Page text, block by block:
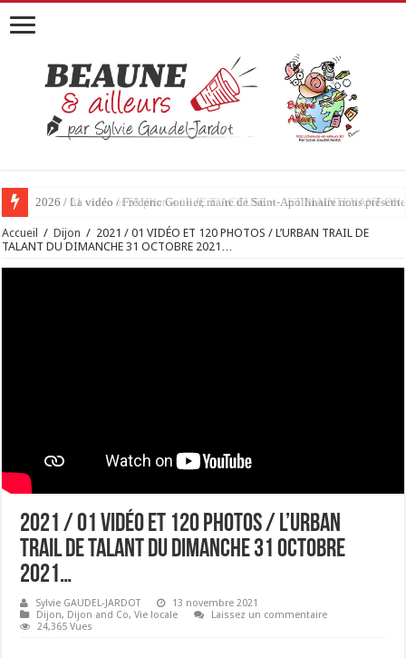
2026 / 01 vidéo et 51 photos / « JE T’ACCUSE »…ET MAINTENANT
Accueil / Dijon / 2021 / 01 VIDÉO ET 120 PHOTOS / L’URBAN TRAIL DE
TALANT DU DIMANCHE 31 OCTOBRE 2021…
2021 / 01 VIDÉO ET 120 PHOTOS / L’URBAN
TRAIL DE TALANT DU DIMANCHE 31 OCTOBRE
2021…
Sylvie GAUDEL-JARDOT
13 novembre 2021
Dijon, Dijon and Co,Vie locale
Laissez un commentaire
24,365 Vues